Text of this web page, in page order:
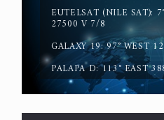
EUTELSAT (NILE SAT):
27500 V 7/8
GALAXY 19: 97° WEST
PALAPA D: 113° EAST